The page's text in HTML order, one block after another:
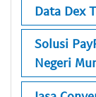
Data Dex
Solusi
Negeri